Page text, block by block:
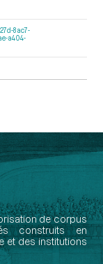
8ac7-
a404-
de corpus
construits en
et des institutions